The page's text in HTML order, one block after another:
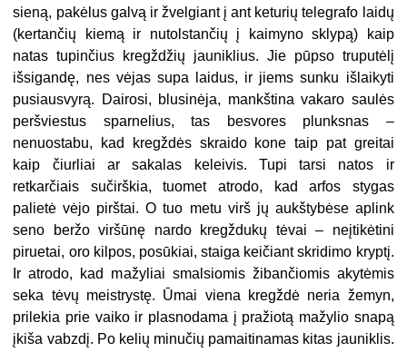
sieną, pakėlus galvą ir žvelgiant į ant keturių telegrafo laidų
(kertančių kiemą ir nutolstančių į kaimyno sklypą) kaip
natas tupinčius kregždžių jauniklius. Jie pūpso truputėlį
išsigandę, nes vėjas supa laidus, ir jiems sunku išlaikyti
pusiausvyrą. Dairosi, blusinėja, mankština vakaro saulės
peršviestus sparnelius, tas besvores plunksnas –
nenuostabu, kad kregždės skraido kone taip pat greitai
kaip čiurliai ar sakalas keleivis. Tupi tarsi natos ir
retkarčiais sučirškia, tuomet atrodo, kad arfos stygas
palietė vėjo pirštai. O tuo metu virš jų aukštybėse aplink
seno beržo viršūnę nardo kregždukų tėvai – neįtikėtini
piruetai, oro kilpos, posūkiai, staiga keičiant skridimo kryptį.
Ir atrodo, kad mažyliai smalsiomis žibančiomis akytėmis
seka tėvų meistrystę. Ūmai viena kregždė neria žemyn,
prilekia prie vaiko ir plasnodama į pražiotą mažylio snapą
įkiša vabzdį. Po kelių minučių pamaitinamas kitas jauniklis.